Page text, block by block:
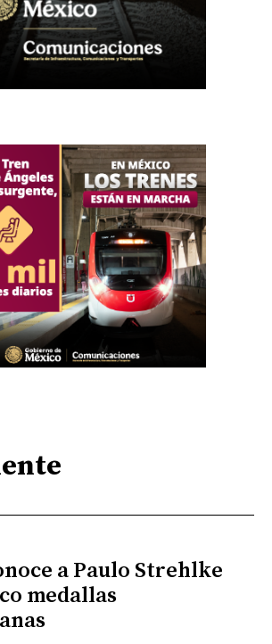
a Paulo Strehlke
medallas